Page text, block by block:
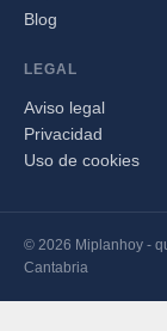
Blog
LEGAL
Aviso legal
Privacidad
Uso de cookies
© 2026 Miplanhoy -
Cantabria